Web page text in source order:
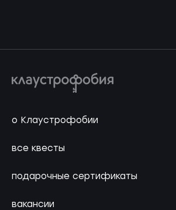
о Клаустрофобии
все квесты
подарочные сертификаты
вакансии